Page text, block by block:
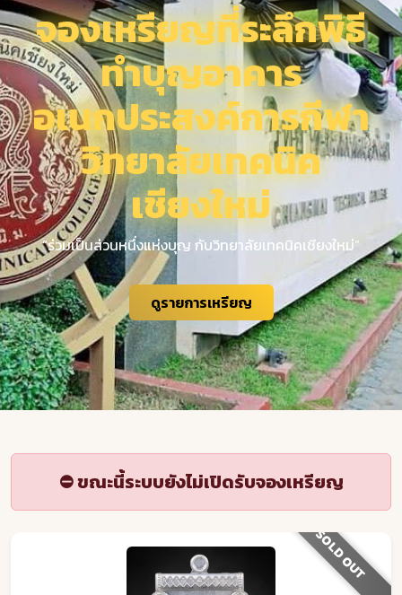
จองเหรียญที่ระลึกพิธี
ทำบุญอาคาร
อเนกประสงค์การกีฬา
วิทยาลัยเทคนิค
เชียงใหม่
“ร่วมเป็นส่วนหนึ่งแห่งบุญ กับวิทยาลัยเทคนิคเชียงใหม่”
ดูรายการเหรียญ
⛔ ขณะนี้ระบบยังไม่เปิดรับจองเหรียญ
SOLD OUT